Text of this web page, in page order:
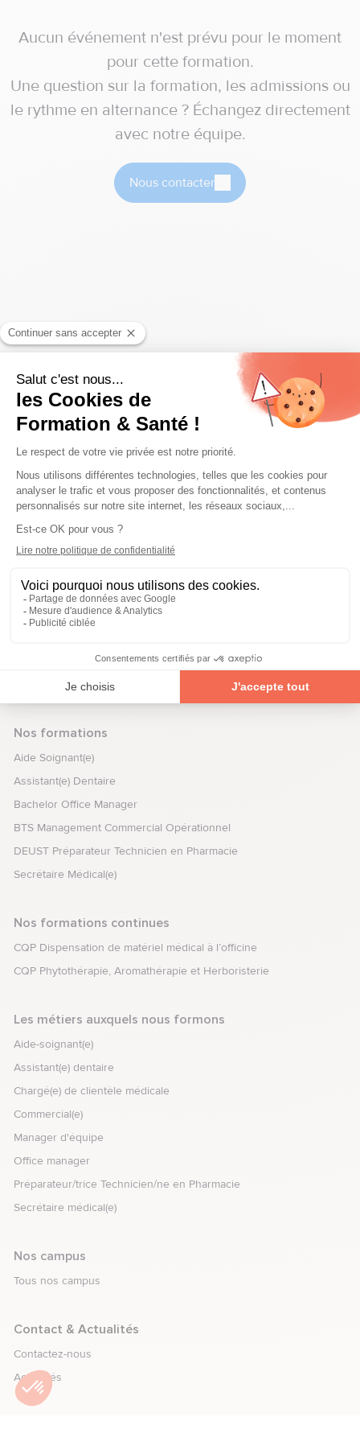
Aucun événement n'est prévu pour le moment
pour cette formation.
Une question sur la formation, les admissions ou
le rythme en alternance ? Échangez directement
avec notre équipe.
Nous contacter
Nos formations
Aide Soignant(e)
Assistant(e) Dentaire
Bachelor Office Manager
BTS Management Commercial Opérationnel
DEUST Préparateur Technicien en Pharmacie
Secrétaire Médical(e)
Nos formations continues
CQP Dispensation de matériel médical à l’officine
CQP Phytothérapie, Aromathérapie et Herboristerie
Les métiers auxquels nous formons
Aide-soignant(e)
Assistant(e) dentaire
Chargé(e) de clientèle médicale
Commercial(e)
Manager d'équipe
Office manager
Préparateur/trice Technicien/ne en Pharmacie
Secrétaire médical(e)
Nos campus
Tous nos campus
element.menu.open_menu
Contact & Actualités
Contactez-nous
Actualités